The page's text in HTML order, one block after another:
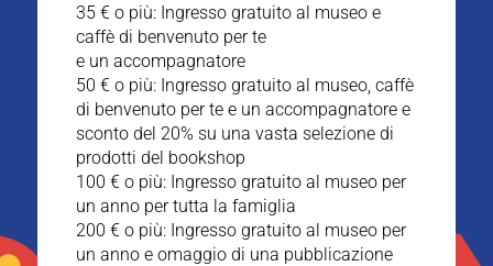
35 € o più: Ingresso gratuito al museo e
caffè di benvenuto per te
e un accompagnatore
50 € o più: Ingresso gratuito al museo, caffè
di benvenuto per te e un accompagnatore e
sconto del 20% su una vasta selezione di
prodotti del bookshop
100 € o più: Ingresso gratuito al museo per
un anno per tutta la famiglia
200 € o più: Ingresso gratuito al museo per
un anno e omaggio di una pubblicazione